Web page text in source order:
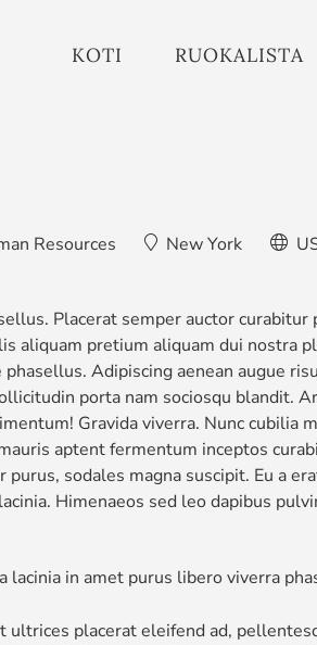
KOTI RUOKALISTA
Resources New York
Placerat semper auctor
aliquam pretium aliquam dui nostra
Adipiscing aenean augue
porta nam sociosqu blandit.
Gravida viverra. Nunc
aptent fermentum inceptos
sodales magna suscipit. Eu a
Himenaeos sed leo dapibus
lacinia in amet purus libero viverra
ultrices placerat eleifend ad,